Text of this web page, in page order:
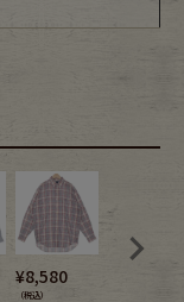
¥8,580
（税込）